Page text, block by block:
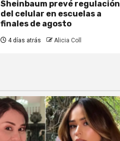
Sheinbaum prevé regulación
del celular en escuelas a
finales de agosto
4 días atrás Alicia Coll